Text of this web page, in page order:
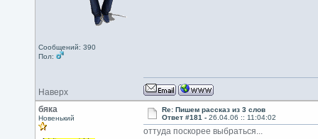
Сообщений: 390
Пол:
Наверх
бяка
Новенький
Re: Пишем рассказ из 3 слов
Ответ #181 - 26.04.06 :: 11:04:02
оттуда поскорее выбраться...